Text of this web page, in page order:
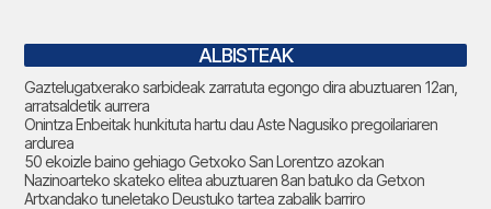
ALBISTEAK
Gaztelugatxerako sarbideak zarratuta egongo dira abuztuaren 12an,
arratsaldetik aurrera
Onintza Enbeitak hunkituta hartu dau Aste Nagusiko pregoilariaren
ardurea
50 ekoizle baino gehiago Getxoko San Lorentzo azokan
Nazinoarteko skateko elitea abuztuaren 8an batuko da Getxon
Artxandako tuneletako Deustuko tartea zabalik barriro